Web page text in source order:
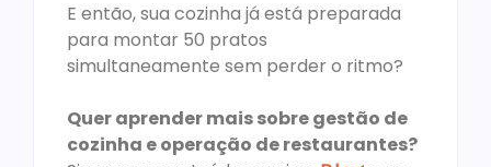
E então, sua cozinha já está preparada
para montar 50 pratos
simultaneamente sem perder o ritmo?
Quer aprender mais sobre gestão de
cozinha e operação de restaurantes?